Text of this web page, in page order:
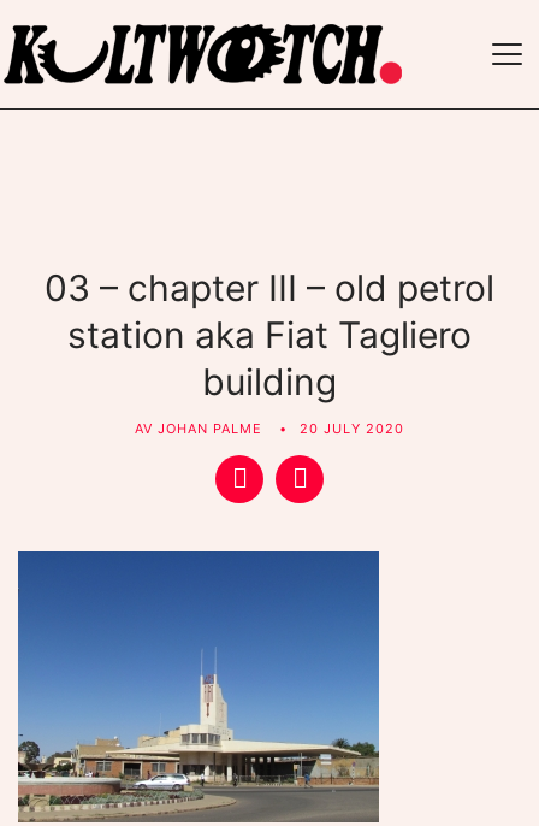
03 – chapter III – old petrol
station aka Fiat Tagliero
building
AV JOHAN PALME 20 JULY 2020